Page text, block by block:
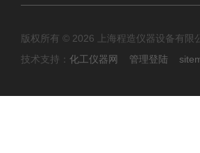
版权所有 © 2026 上海程造仪器设备有
技术支持： 化工仪器网 管理登陆